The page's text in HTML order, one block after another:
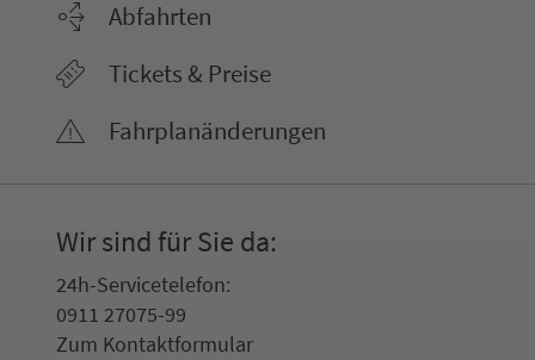
Abfahrten
Tickets & Preise
Fahr­plan­ände­rungen
Wir sind für Sie da:
24h-Ser­vice­te­le­fon:
0911 27075-99
Zum Kon­taktformular